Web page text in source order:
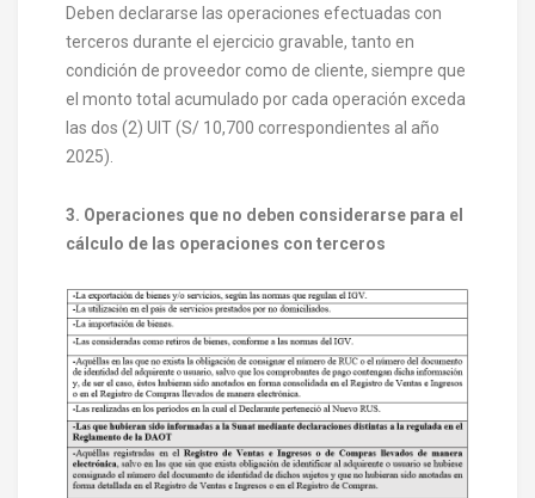
Deben declararse las operaciones efectuadas con
terceros durante el ejercicio gravable, tanto en
condición de proveedor como de cliente, siempre que
el monto total acumulado por cada operación exceda
las dos (2) UIT (S/ 10,700 correspondientes al año
2025).
3. Operaciones que no deben considerarse para el
cálculo de las operaciones con terceros